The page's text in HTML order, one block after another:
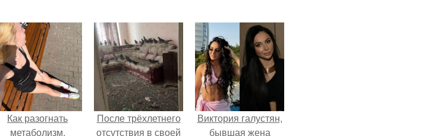
Как разогнать
метаболизм.
После трёхлетнего
отсутствия в своей
Виктория галустян,
бывшая жена